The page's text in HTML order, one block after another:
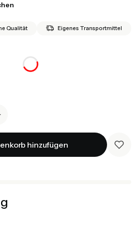
Qualität Eigenes Transportmittel
hinzufügen